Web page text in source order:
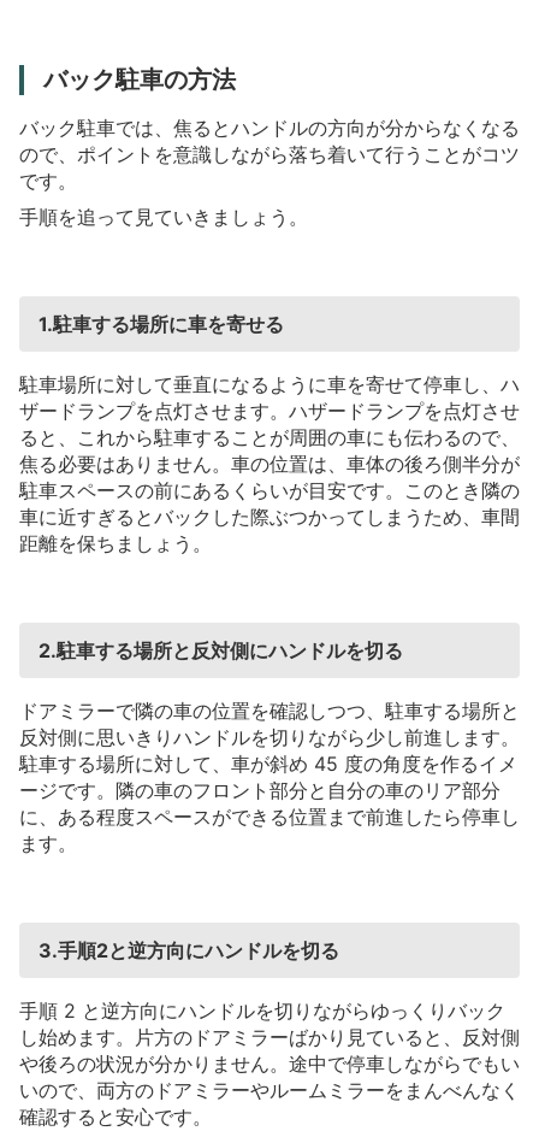
バック駐車の方法
バック駐車では、焦るとハンドルの方向が分からなくなる
ので、ポイントを意識しながら落ち着いて行うことがコツ
です。
手順を追って見ていきましょう。
1.駐車する場所に車を寄せる
駐車場所に対して垂直になるように車を寄せて停車し、ハ
ザードランプを点灯させます。ハザードランプを点灯させ
ると、これから駐車することが周囲の車にも伝わるので、
焦る必要はありません。車の位置は、車体の後ろ側半分が
駐車スペースの前にあるくらいが目安です。このとき隣の
車に近すぎるとバックした際ぶつかってしまうため、車間
距離を保ちましょう。
2.駐車する場所と反対側にハンドルを切る
ドアミラーで隣の車の位置を確認しつつ、駐車する場所と
反対側に思いきりハンドルを切りながら少し前進します。
駐車する場所に対して、車が斜め 45 度の角度を作るイメ
ージです。隣の車のフロント部分と自分の車のリア部分
に、ある程度スペースができる位置まで前進したら停車し
ます。
3.手順2と逆方向にハンドルを切る
手順 2 と逆方向にハンドルを切りながらゆっくりバック
し始めます。片方のドアミラーばかり見ていると、反対側
や後ろの状況が分かりません。途中で停車しながらでもい
いので、両方のドアミラーやルームミラーをまんべんなく
確認すると安心です。